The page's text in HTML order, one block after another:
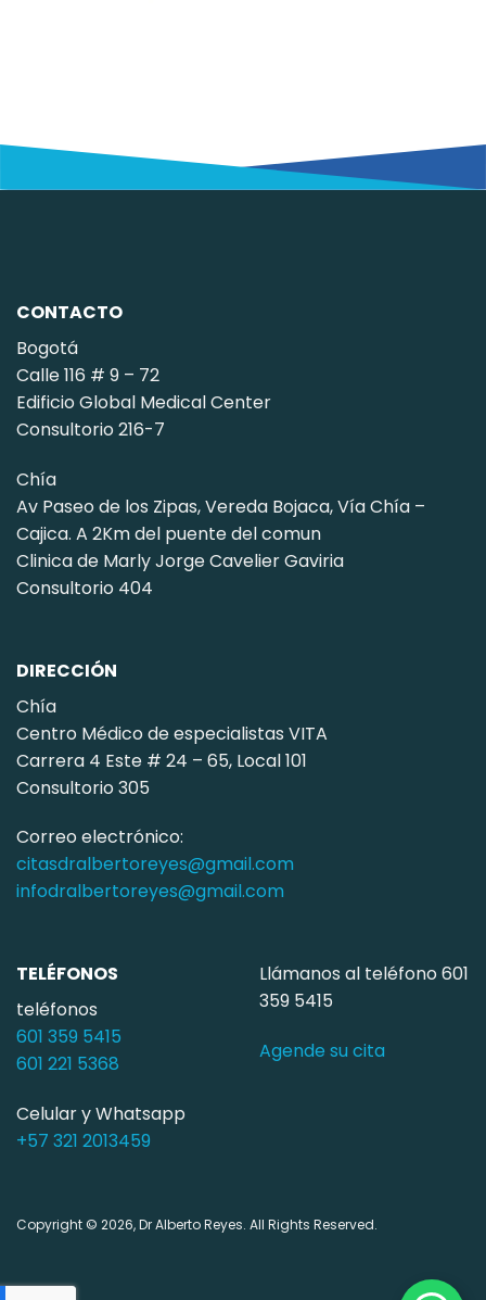
CONTACTO
Bogotá
Calle 116 # 9 – 72
Edificio Global Medical Center
Consultorio 216-7
Chía
Av Paseo de los Zipas, Vereda Bojaca, Vía Chía –
Cajica. A 2Km del puente del comun
Clinica de Marly Jorge Cavelier Gaviria
Consultorio 404
DIRECCIÓN
Chía
Centro Médico de especialistas VITA
Carrera 4 Este # 24 – 65, Local 101
Consultorio 305
Correo electrónico:
citasdralbertoreyes@gmail.com
infodralbertoreyes@gmail.com
TELÉFONOS
teléfonos
601 359 5415
601 221 5368
Celular y Whatsapp
+57 321 2013459
Llámanos al teléfono601
359 5415
Agende su cita
Copyright © 2026, Dr Alberto Reyes. All Rights Reserved.